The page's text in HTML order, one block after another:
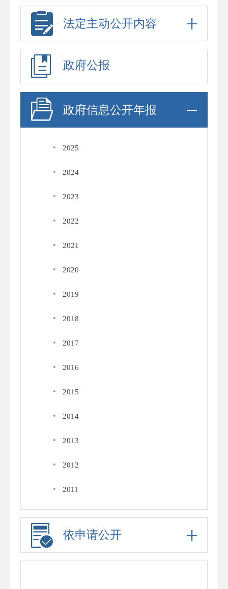
法定主动公开内容
政府公报
政府信息公开年报
· 2025
· 2024
· 2023
· 2022
· 2021
· 2020
· 2019
· 2018
· 2017
· 2016
· 2015
· 2014
· 2013
· 2012
· 2011
依申请公开